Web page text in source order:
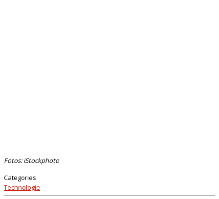
Fotos: iStockphoto
Categories
Technologie